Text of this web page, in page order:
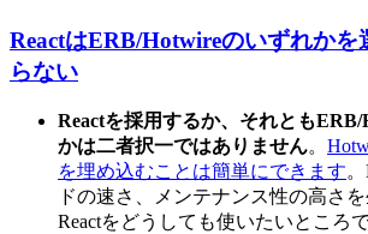
ReactはERB/Hotwireのいずれかを
らない
Reactを採用するか、それとも
かは二者択一ではありません。
を埋め込むことは簡単にできます
ドの速さ、メンテナンス性の高さを
Reactをどうしても使いたいところ